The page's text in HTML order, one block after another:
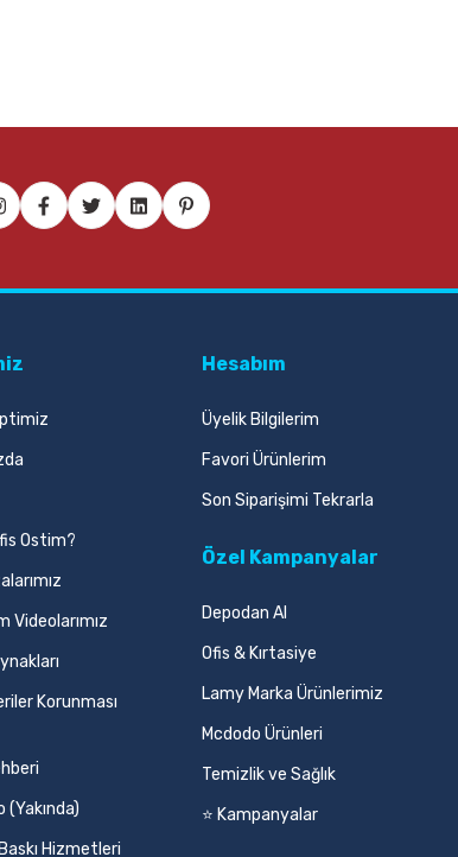
Ostim?
Videolarımız
Korunması
(Yakında)
Hizmetleri
Hesabım
Üyelik Bilgilerim
Favori Ürünlerim
Son Siparişimi Tekrarla
Özel Kampanyalar
Depodan Al
Ofis & Kırtasiye
Lamy Marka Ürünlerimiz
Mcdodo Ürünleri
Temizlik ve Sağlık
⭐ Kampanyalar